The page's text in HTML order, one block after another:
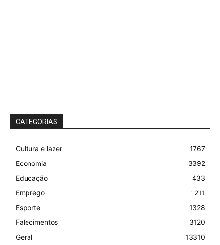
CATEGORIAS
Cultura e lazer
1767
Economia
3392
Educação
433
Emprego
1211
Esporte
1328
Falecimentos
3120
Geral
13310